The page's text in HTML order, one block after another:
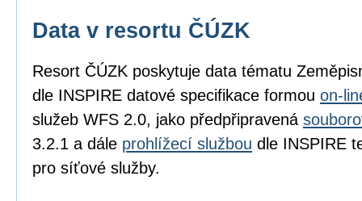
Data v resortu ČÚZK
Resort ČÚZK poskytuje data tématu
dle INSPIRE datové specifikace formou on-
služeb WFS 2.0, jako předpřipravená
3.2.1 a dále prohlížecí službou dle INSPIRE
pro síťové služby.